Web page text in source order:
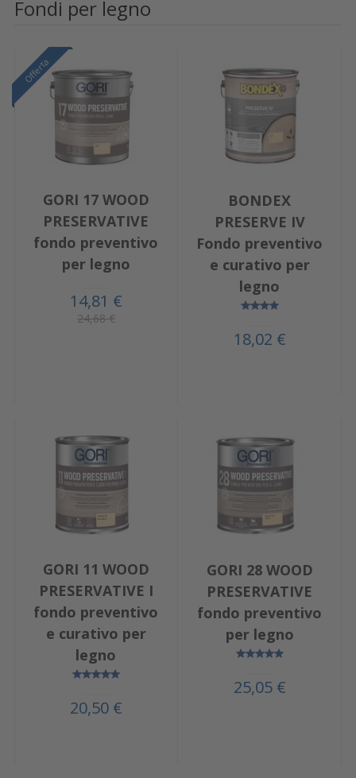
Fondi per legno
Offerta
GORI 17 WOOD
PRESERVATIVE
fondo preventivo
per legno
14,81 €
24,68 €
BONDEX
PRESERVE IV
Fondo preventivo
e curativo per
legno
18,02 €
GORI 11 WOOD
PRESERVATIVE I
fondo preventivo
e curativo per
legno
20,50 €
GORI 28 WOOD
PRESERVATIVE
fondo preventivo
per legno
25,05 €